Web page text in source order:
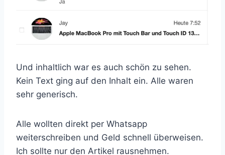
Und inhaltlich war es auch schön zu sehen.
Kein Text ging auf den Inhalt ein. Alle waren
sehr generisch.
Alle wollten direkt per Whatsapp
weiterschreiben und Geld schnell überweisen.
Ich sollte nur den Artikel rausnehmen.